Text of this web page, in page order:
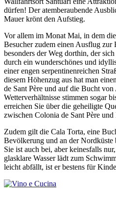
dürfen! Der atemberaubende
Mauer krönt den Aufstieg.
Vor allem im Monat Mai, in dem
Besucher zudem einen Ausflug zur
besonders der Weg dorthin, der
durch ein wunderschönes und
einer engen serpentinenreichen
diesem Höhenzug aus hat man
de Sant Père und auf die Bucht
Wetterverhältnisse stimmen sogar
erreichen Sie über die geheiligte
zwischen Colonia de Sant Père und
Zudem gilt die Cala Torta, eine
Bevölkerung und an der Nordküste
Sie ist auch bei, aber keinesfalls
glasklare Wasser lädt zum
leicht abfällt, ist er bestens für